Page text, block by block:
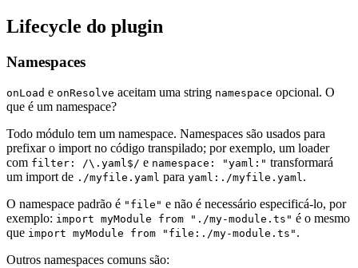
Lifecycle do plugin
Namespaces
onLoad e onResolve aceitam uma string namespace opcional. O
que é um namespace?
Todo módulo tem um namespace. Namespaces são usados para
prefixar o import no código transpilado; por exemplo, um loader
com filter: /\.yaml$/ e namespace: "yaml:" transformará
um import de ./myfile.yaml para yaml:./myfile.yaml.
O namespace padrão é "file" e não é necessário especificá-lo, por
exemplo: import myModule from "./my-module.ts" é o mesmo
que import myModule from "file:./my-module.ts" .
Outros namespaces comuns são: